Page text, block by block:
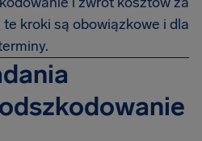
kroki są obowiązkowe i dla